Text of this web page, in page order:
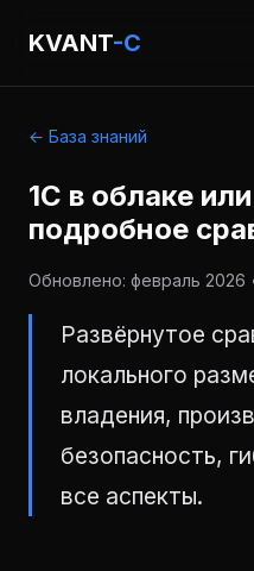
KVANT-C
← База знаний
1С в облаке
подробное
Обновлено: февраль 2026
Развёрнутое
локального
владения,
безопасность,
все аспекты.